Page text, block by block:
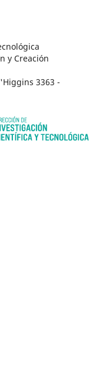
y Creación
3363 -